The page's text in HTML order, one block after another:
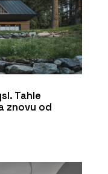
Tahle
znovu od